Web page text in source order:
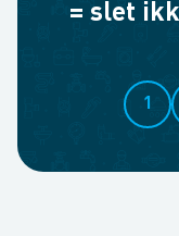
= slet
1